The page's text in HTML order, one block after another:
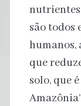
nutrientes
são todos
humanos,
que
solo, que